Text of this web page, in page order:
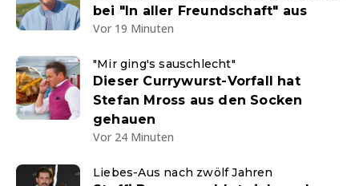
bei "In aller Freundschaft" aus
Vor 19 Minuten
"Mir ging's sauschlecht"
Dieser Currywurst-Vorfall hat
Stefan Mross aus den Socken
gehauen
Vor 24 Minuten
Liebes-Aus nach zwölf Jahren